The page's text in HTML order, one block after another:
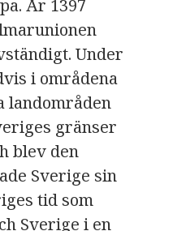
År 1397
Under
i områdena
landområden
gränser
blev den
Sverige sin
tid som
Sverige i en